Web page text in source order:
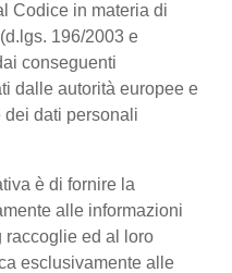
Codice in materia di
196/2003 e
conseguenti
dalle autorità europee e
dei dati personali
è di fornire la
alle informazioni
raccoglie ed al loro
esclusivamente alle